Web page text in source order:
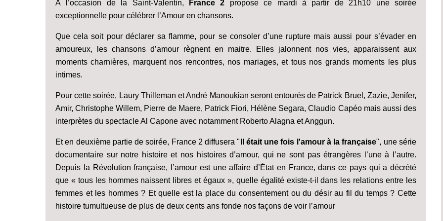
À l’occasion de la Saint-Valentin, France 2 propose ce mardi à partir de 21h10 une soirée
exceptionnelle pour célébrer l’Amour en chansons.
Que cela soit pour déclarer sa flamme, pour se consoler d’une rupture mais aussi pour s’évader en
amoureux, les chansons d’amour règnent en maitre. Elles jalonnent nos vies, apparaissent aux
moments charnières, marquent nos rencontres, nos mariages, et tous nos grands moments les plus
intimes.
Pour cette soirée, Laury Thilleman et André Manoukian seront entourés de Patrick Bruel, Zazie, Jenifer,
Amir, Christophe Willem, Pierre de Maere, Patrick Fiori, Hélène Segara, Claudio Capéo mais aussi des
interprètes du spectacle Al Capone avec notamment Roberto Alagna et Anggun.
Et en deuxième partie de soirée, France 2 diffusera " Il était une fois l'amour à la française", une série
documentaire sur notre histoire et nos histoires d’amour, qui ne sont pas étrangères l’une à l’autre.
Depuis la Révolution française, l’amour est une affaire d’État en France, dans ce pays qui a décrété
que « tous les hommes naissent libres et égaux », quelle égalité existe-t-il dans les relations entre les
femmes et les hommes ? Et quelle est la place du consentement ou du désir au fil du temps ? Cette
histoire tumultueuse de plus de deux cents ans fonde nos façons de voir l’amour